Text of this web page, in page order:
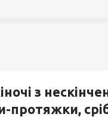
з
протяжки,